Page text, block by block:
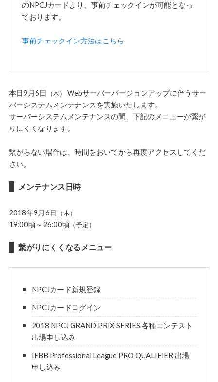
のNPCJカードより、事前チェックインが可能となっ
ております。
事前チェックイン方法はこちら
本日9月6日 （木）
Webサーバーバージョンアップに伴うサー
バーシステムメンテナンスを実施いたします。
サーバーシステムメンテナンスの間、下記のメニューが繋が
りにくくなります。
繋がらない場合は、時間をおいてから再度アクセスしてくだ
さい。
メンテナンス日時
2018年9月6日 （木）
19:00頃～26:00頃 （予定）
繋がりにくくなるメニュー
NPCJカード新規登録
NPCJカードログイン
2018 NPCJ GRAND PRIX SERIES 各種コンテスト
出場申し込み
IFBB Professional League PRO QUALIFIER 出場
申し込み